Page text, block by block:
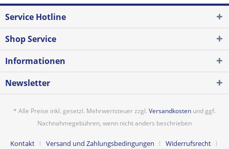
Service Hotline
Shop Service
Informationen
Newsletter
* Alle Preise inkl. gesetzl. Mehrwertsteuer zzgl. Versandkosten und ggf.
Nachnahmegebühren, wenn nicht anders beschrieben
Kontakt Versand und Zahlungsbedingungen Widerrufsrecht